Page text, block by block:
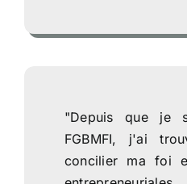
"Depuis que je
FGBMFI, j'ai
concilier ma foi